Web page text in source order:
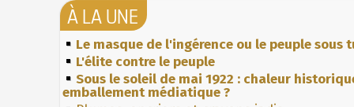
À LA UNE
Le masque de l'ingérence ou le peuple sous
L'élite contre le peuple
Sous le soleil de mai 1922 : chaleur
emballement médiatique ?